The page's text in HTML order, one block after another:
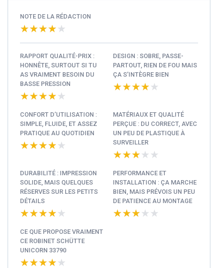
NOTE DE LA RÉDACTION
★★★★★
★★★★★
RAPPORT QUALITÉ-PRIX :
HONNÊTE, SURTOUT SI TU
AS VRAIMENT BESOIN DU
BASSE PRESSION
★★★★★
★★★★★
DESIGN : SOBRE, PASSE-
PARTOUT, RIEN DE FOU MAIS
ÇA S’INTÈGRE BIEN
★★★★★
★★★★★
CONFORT D’UTILISATION :
SIMPLE, FLUIDE, ET ASSEZ
PRATIQUE AU QUOTIDIEN
★★★★★
★★★★★
MATÉRIAUX ET QUALITÉ
PERÇUE : DU CORRECT, AVEC
UN PEU DE PLASTIQUE À
SURVEILLER
★★★★★
★★★★★
DURABILITÉ : IMPRESSION
SOLIDE, MAIS QUELQUES
RÉSERVES SUR LES PETITS
DÉTAILS
★★★★★
★★★★★
PERFORMANCE ET
INSTALLATION : ÇA MARCHE
BIEN, MAIS PRÉVOIS UN PEU
DE PATIENCE AU MONTAGE
★★★★★
★★★★★
CE QUE PROPOSE VRAIMENT
CE ROBINET SCHÜTTE
UNICORN 33790
★★★★★
★★★★★